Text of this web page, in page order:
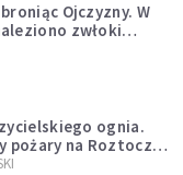
Ojczyzny. W
zwłoki
potopu
ognia.
pożary na Roztoczu
zdjęcie